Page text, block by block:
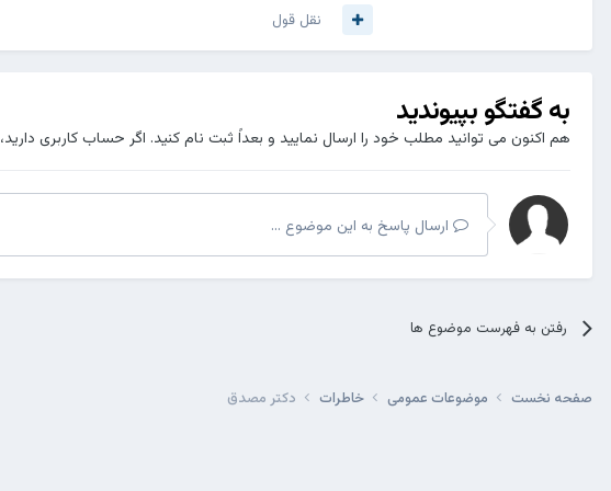
نقل قول
به گفتگو بپیوندید
هم اکنون می توانید مطلب خود را ارسال نمایید و بعداً ثبت نام کنید. اگر حساب کاربری دارید،
ارسال پاسخ به این موضوع ...
رفتن به فهرست موضوع ها
صفحه نخست موضوعات عمومی خاطرات دکتر مصدق